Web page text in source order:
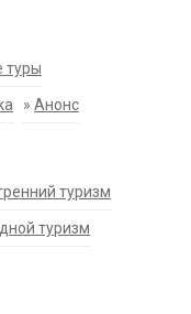
туры
» Анонс
туризм
туризм